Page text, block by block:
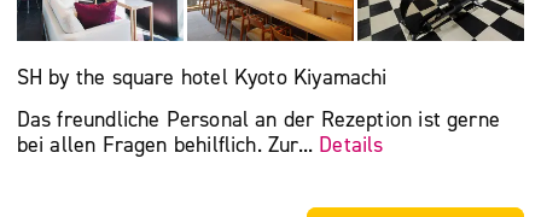
SH by the square hotel Kyoto Kiyamachi
Das freundliche Personal an der Rezeption ist gerne
bei allen Fragen behilflich. Zur... Details